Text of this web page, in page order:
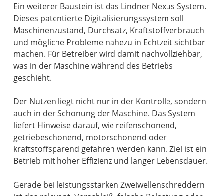
Ein weiterer Baustein ist das Lindner Nexus System.
Dieses patentierte Digitalisierungssystem soll
Maschinenzustand, Durchsatz, Kraftstoffverbrauch
und mögliche Probleme nahezu in Echtzeit sichtbar
machen. Für Betreiber wird damit nachvollziehbar,
was in der Maschine während des Betriebs
geschieht.
Der Nutzen liegt nicht nur in der Kontrolle, sondern
auch in der Schonung der Maschine. Das System
liefert Hinweise darauf, wie reifenschonend,
getriebeschonend, motorschonend oder
kraftstoffsparend gefahren werden kann. Ziel ist ein
Betrieb mit hoher Effizienz und langer Lebensdauer.
Gerade bei leistungsstarken Zweiwellenschreddern